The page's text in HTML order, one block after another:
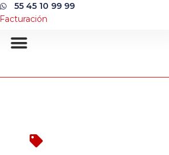
55 45 10 99 99
Facturación